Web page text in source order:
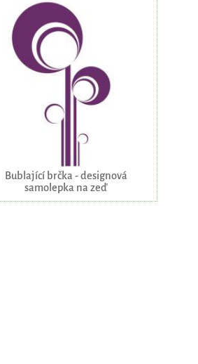
Bublající brčka - designová
samolepka na zeď